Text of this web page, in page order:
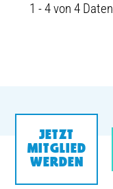
1 - 4 von 4
JETZT
MITGLIED
WERDEN